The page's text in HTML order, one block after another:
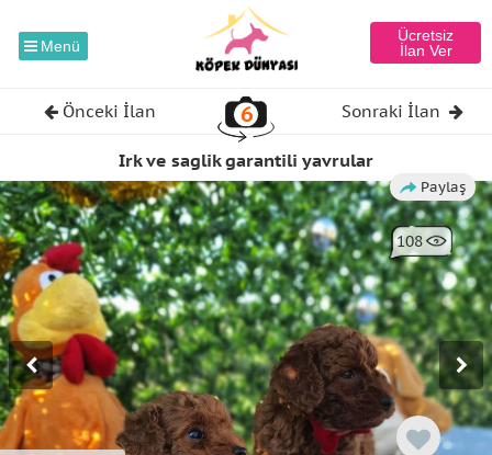
Menü
Ücretsiz
İlan Ver
Önceki İlan 6 Sonraki İlan
Irk ve saglik garantili yavrular
Paylaş
108